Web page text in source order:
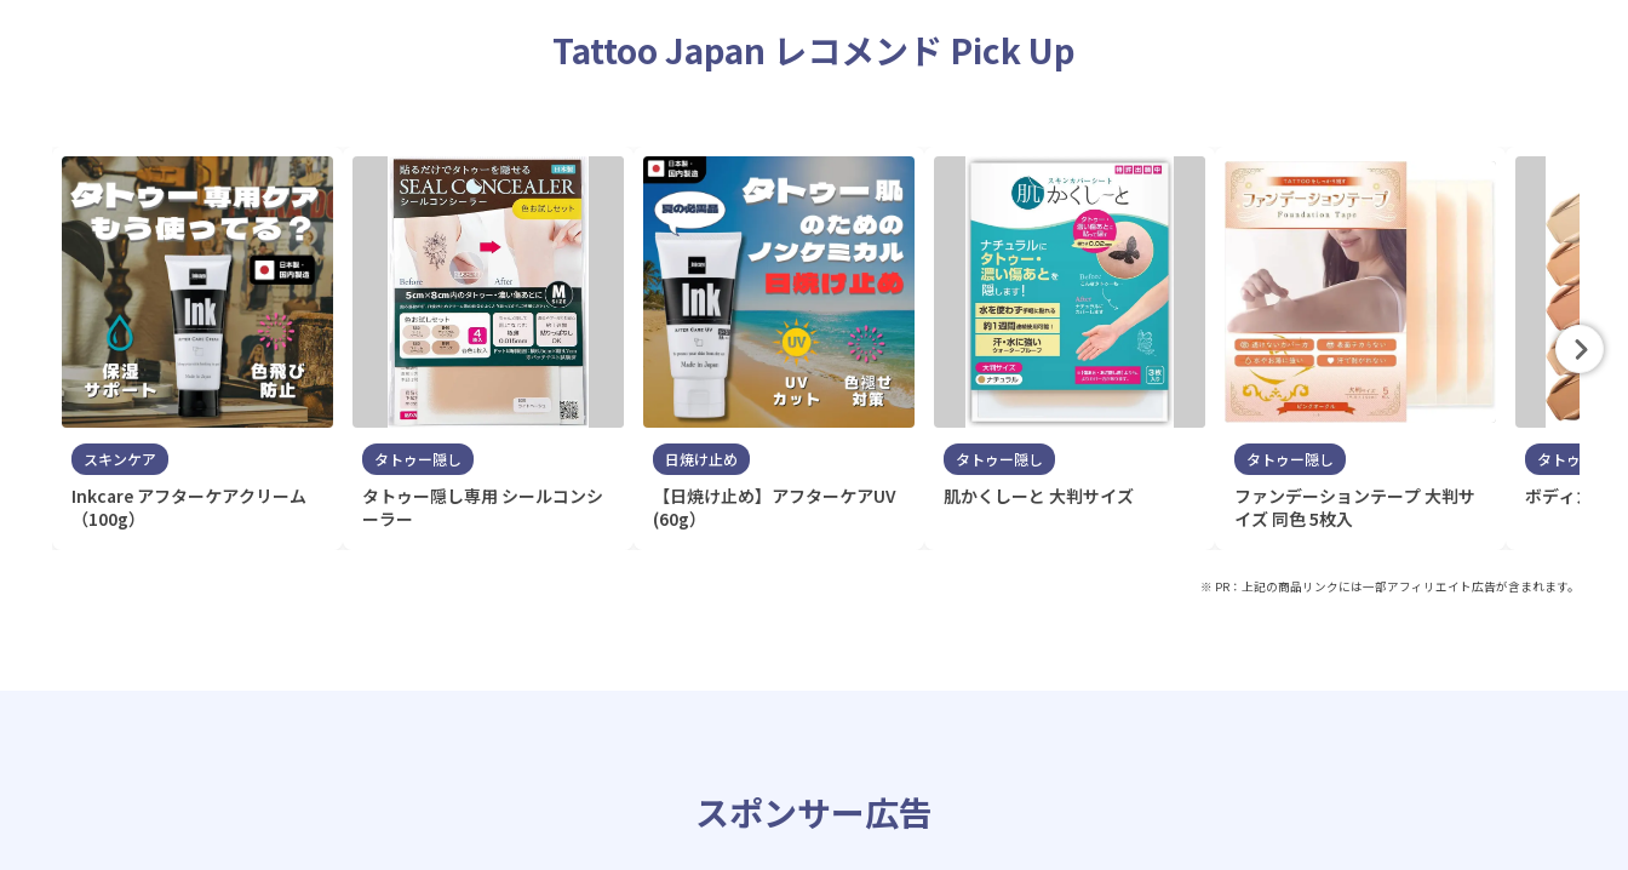
Tattoo Japan レコメンド Pick Up
スキンケア
Inkcare アフターケアクリーム
（100g）
タトゥー隠し
タトゥー隠し専用 シールコンシ
ーラー
日焼け止め
【日焼け止め】アフターケアUV
(60g）
タトゥー隠し
肌かくしーと 大判サイズ
タトゥー隠し
ファンデーションテープ 大判サ
イズ 同色 5枚入
タトゥー隠し
ボディカバ
※ PR：上記の商品リンクには一部アフィリエイト広告が含まれます。
スポンサー広告